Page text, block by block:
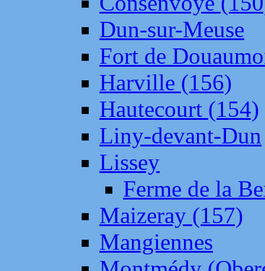
Dun-sur-Meuse
Fort de
Harville (156)
Hautecourt (154)
Liny-devant-Dun
Lissey
Ferme de la
Maizeray (157)
Mangiennes